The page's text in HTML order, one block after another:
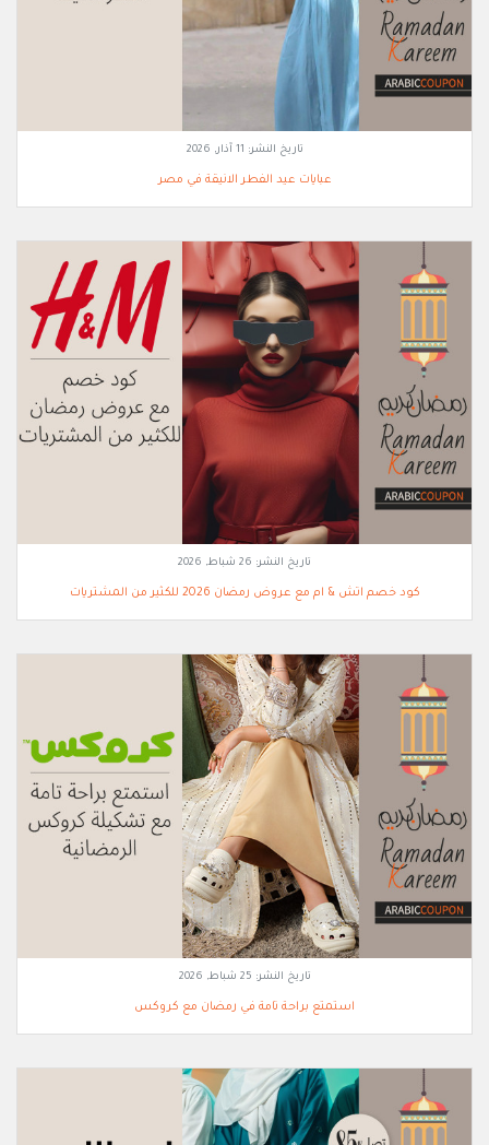
تاريخ النشر: 11 آذار, 2026
عبايات عيد الفطر الانيقة في مصر
تاريخ النشر: 26 شباط, 2026
كود خصم اتش & ام مع عروض رمضان 2026 للكثير من المشتريات
تاريخ النشر: 25 شباط, 2026
استمتع براحة تامة في رمضان مع كروكس